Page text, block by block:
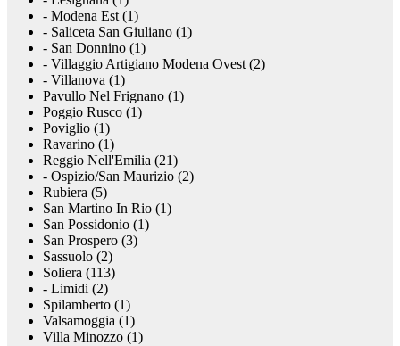
- Modena Est (1)
- Saliceta San Giuliano (1)
- San Donnino (1)
- Villaggio Artigiano Modena Ovest (2)
- Villanova (1)
Pavullo Nel Frignano (1)
Poggio Rusco (1)
Poviglio (1)
Ravarino (1)
Reggio Nell'Emilia (21)
- Ospizio/San Maurizio (2)
Rubiera (5)
San Martino In Rio (1)
San Possidonio (1)
San Prospero (3)
Sassuolo (2)
Soliera (113)
- Limidi (2)
Spilamberto (1)
Valsamoggia (1)
Villa Minozzo (1)